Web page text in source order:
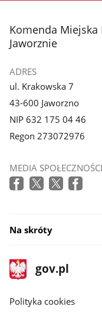
stopka
Komenda Miejska
Jaworznie
ADRES
ul. Krakowska 7
43-600 Jaworzno
NIP 632 175 04 46
Regon 273072976
MEDIA
Na skróty
stopka
gov.pl
Strona
gov.pl
gov.pl
Polityka cookies